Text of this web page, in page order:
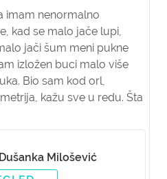
imam nenormalno
kad se malo jače lupi,
jači šum meni pukne
izložen buci malo više
Bio sam kod orl,
kažu sve u redu. Šta
Milošević